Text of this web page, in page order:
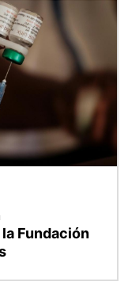
Fundación